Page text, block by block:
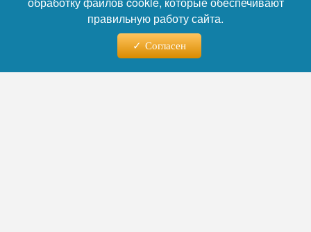
гражданские фуры.правильную работу сайта.
Согласен